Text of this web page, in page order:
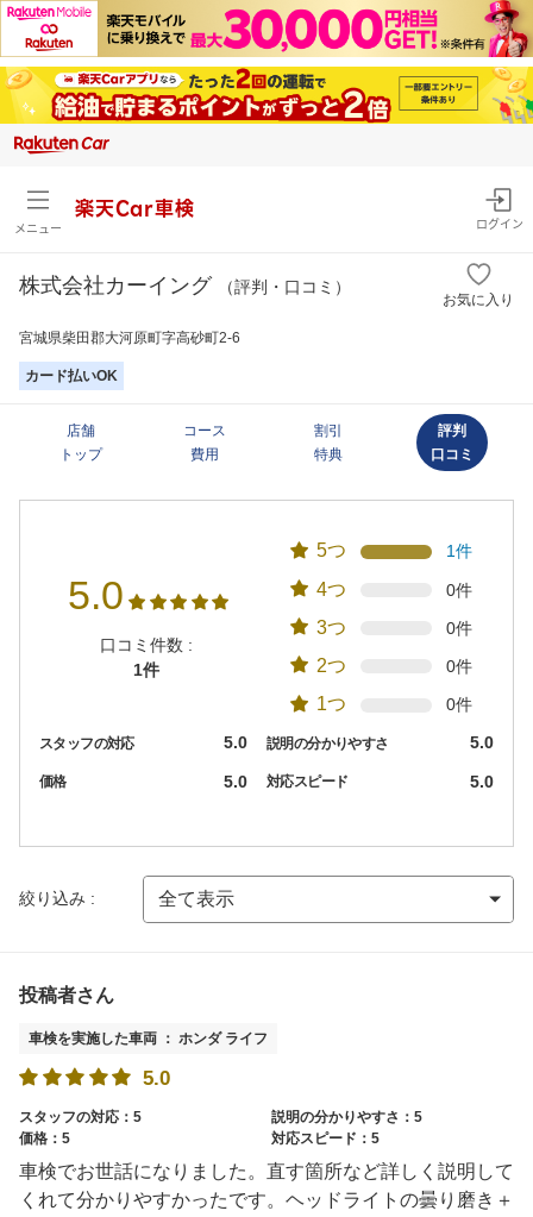
メニュー
楽天Car車検
ログイン
株式会社カーイング （評判・口コミ）
お気に入り
宮城県柴田郡大河原町字高砂町2-6
カード払いOK
店舗
トップ
コース
費用
割引
特典
評判
口コミ
5.0
口コミ件数 :
1件
5つ 1件
4つ 0件
3つ 0件
2つ 0件
1つ 0件
スタッフの対応 5.0 説明の分かりやすさ 5.0
価格 5.0 対応スピード 5.0
絞り込み :
投稿者さん
車検を実施した車両 ： ホンダ ライフ
5.0
スタッフの対応：5
説明の分かりやすさ：5
価格：5
対応スピード：5
車検でお世話になりました。直す箇所など詳しく説明して
くれて分かりやすかったです。ヘッドライトの曇り磨き＋